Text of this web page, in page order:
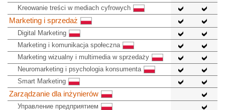
Kreowanie treści w mediach cyfrowych
Marketing i sprzedaż
Digital Marketing
Marketing i komunikacja społeczna
Marketing wizualny i multimedia w sprzedaży
Neuromarketing i psychologia konsumenta
Smart Marketing
Zarządzanie dla inżynierów
Управление предприятием